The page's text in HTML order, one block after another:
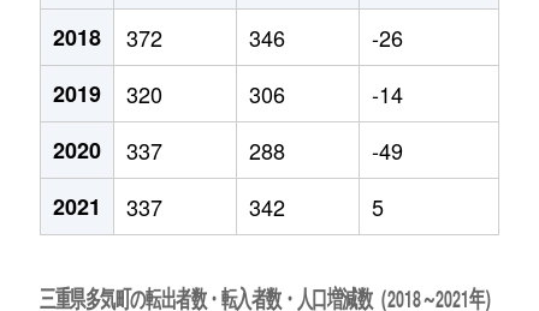
2018
372 346
-26
2019
320 306
-14
2020
337 288
-49
2021
337 342 5